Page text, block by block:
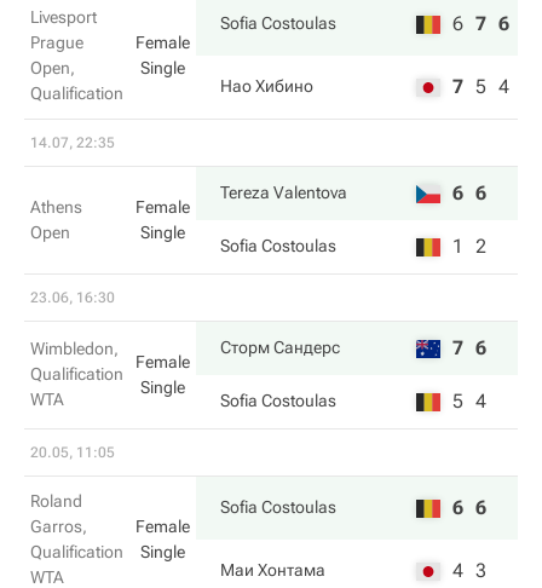
Livesport
Prague
Open,
Qualification
Female
Single
Sofia Costoulas 6 7 6
Нао Хибино 7 5 4
14.07, 22:35
Athens
Open
Female
Single
Tereza Valentova 6 6
Sofia Costoulas 1 2
23.06, 16:30
Wimbledon,
Qualification
WTA
Female
Single
Сторм Сандерс 7 6
Sofia Costoulas 5 4
20.05, 11:05
Roland
Garros,
Qualification
WTA
Female
Single
Sofia Costoulas 6 6
Маи Хонтама 4 3